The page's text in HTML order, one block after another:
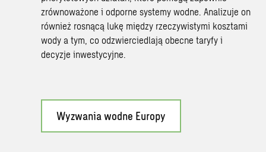
zrównoważone i odporne systemy wodne. Analizuje on
również rosnącą lukę między rzeczywistymi kosztami
wody a tym, co odzwierciedlają obecne taryfy i
decyzje inwestycyjne.
Wyzwania wodne Europy